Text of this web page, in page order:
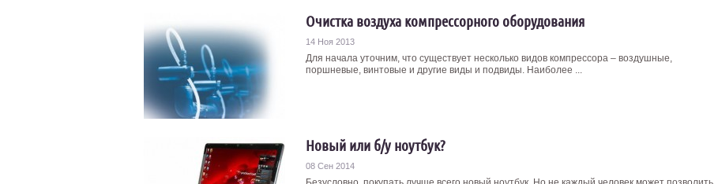
Очистка воздуха компрессорного оборудования
14 Ноя 2013
Для начала уточним, что существует несколько видов компрессора – воздушные,
поршневые, винтовые и другие виды и подвиды. Наиболее ...
Новый или б/у ноутбук?
08 Сен 2014